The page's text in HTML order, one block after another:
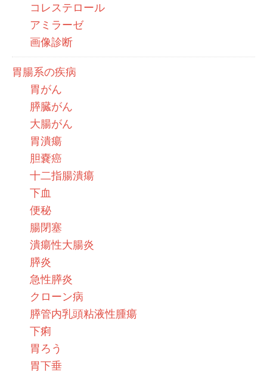
コレステロール
アミラーゼ
画像診断
胃腸系の疾病
胃がん
膵臓がん
大腸がん
胃潰瘍
胆嚢癌
十二指腸潰瘍
下血
便秘
腸閉塞
潰瘍性大腸炎
膵炎
急性膵炎
クローン病
膵管内乳頭粘液性腫瘍
下痢
胃ろう
胃下垂